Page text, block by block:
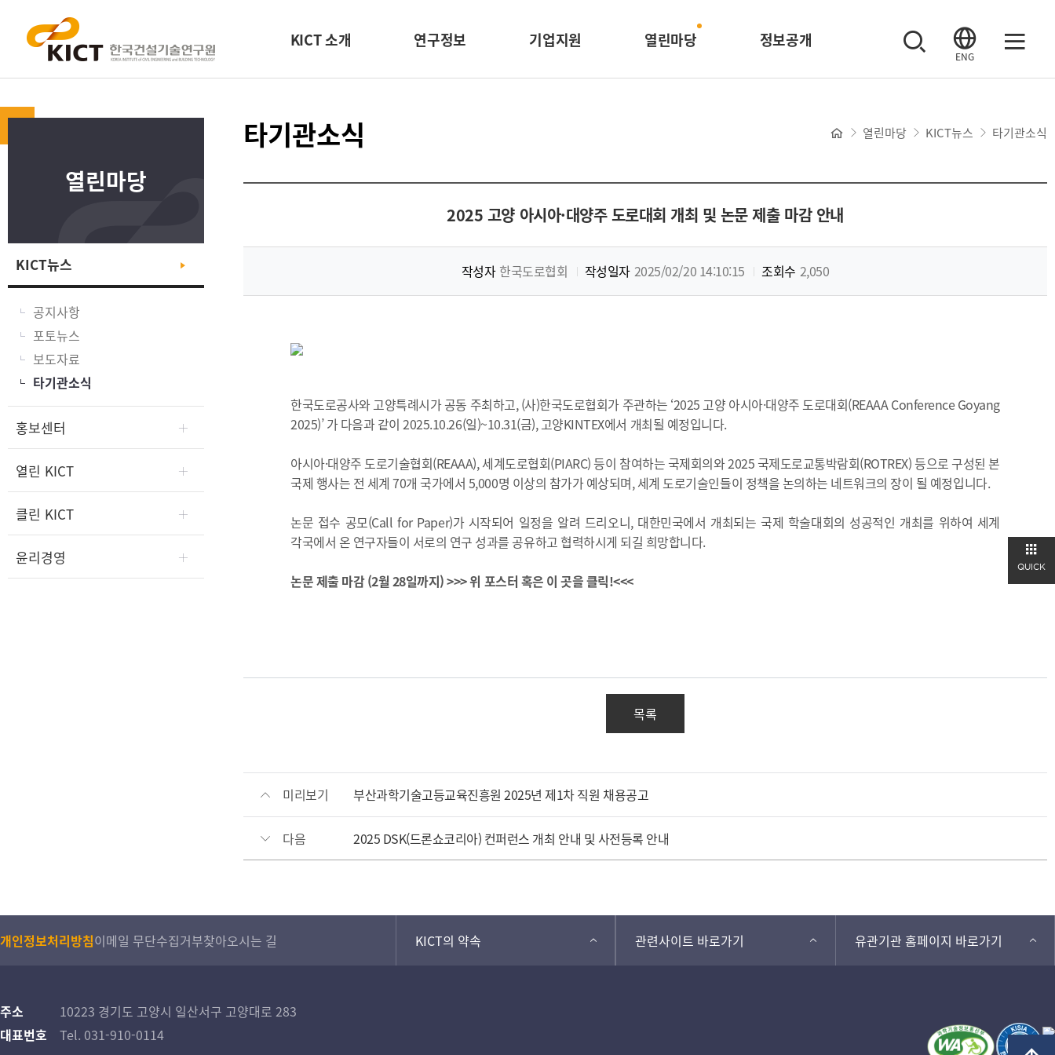
KICT 소개 연구정보 기업지원 열린마당 정보공개
ENG
열린마당
KICT뉴스
공지사항
포토뉴스
보도자료
타기관소식
홍보센터
열린 KICT
클린 KICT
윤리경영
타기관소식 열린마당 KICT뉴스 타기관소식
2025 고양 아시아·대양주 도로대회 개최 및 논문 제출 마감 안내
작성자 한국도로협회 작성일자 2025/02/20 14:10:15 조회수 2,050
한국도로공사와 고양특례시가 공동 주최하고, (사)한국도로협회가 주관하는 ‘2025 고양 아시아·대양주 도로대회(REAAA Conference Goyang
2025)’ 가 다음과 같이 2025.10.26(일)~10.31(금), 고양KINTEX에서 개최될 예정입니다.
아시아·대양주 도로기술협회(REAAA), 세계도로협회(PIARC) 등이 참여하는 국제회의와 2025 국제도로교통박람회(ROTREX) 등으로 구성된 본
국제 행사는 전 세계 70개 국가에서 5,000명 이상의 참가가 예상되며, 세계 도로기술인들이 정책을 논의하는 네트워크의 장이 될 예정입니다.
논문 접수 공모(Call for Paper)가 시작되어 일정을 알려 드리오니, 대한민국에서 개최되는 국제 학술대회의 성공적인 개최를 위하여 세계
각국에서 온 연구자들이 서로의 연구 성과를 공유하고 협력하시게 되길 희망합니다.
논문 제출 마감 (2월 28일까지) >>> 위 포스터 혹은 이 곳을 클릭!<<<
목록
미리보기 부산과학기술고등교육진흥원 2025년 제1차 직원 채용공고
다음 2025 DSK(드론쇼코리아) 컨퍼런스 개최 안내 및 사전등록 안내
QUICK
개인정보처리방침이메일 무단수집거부찾아오시는 길 KICT의 약속 관련사이트 바로가기 유관기관 홈페이지 바로가기
주소
10223 경기도 고양시 일산서구 고양대로 283
대표번호
Tel. 031-910-0114